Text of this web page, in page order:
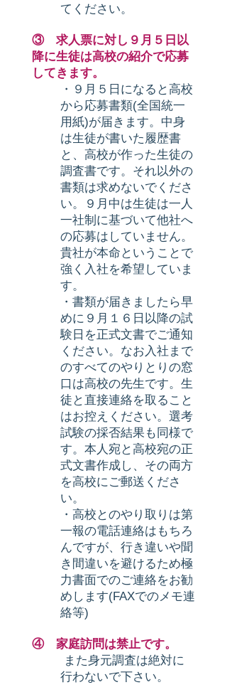
てください。
③ 求人票に対し９月５日以
降に生徒は高校の紹介で応募
してきます。
・９月５日になると高校
から応募書類(全国統一
用紙)が届きます。中身
は生徒が書いた履歴書
と、高校が作った生徒の
調査書です。それ以外の
書類は求めないでくださ
い。９月中は生徒は一人
一社制に基づいて他社へ
の応募はしていません。
貴社が本命ということで
強く入社を希望していま
す。
・書類が届きましたら早
めに９月１６日以降の試
験日を正式文書でご通知
ください。なお入社まで
のすべてのやりとりの窓
口は高校の先生です。生
徒と直接連絡を取ること
はお控えください。選考
試験の採否結果も同様で
す。本人宛と高校宛の正
式文書作成し、その両方
を高校にご郵送くださ
い。
・高校とのやり取りは第
一報の電話連絡はもちろ
んですが、行き違いや聞
き間違いを避けるため極
力書面でのご連絡をお勧
めします(FAXでのメモ連
絡等)
④ 家庭訪問は禁止です。
また身元調査は絶対に
行わないで下さい。